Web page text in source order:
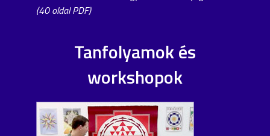
(40 oldal PDF)
Tanfolyamok és
workshopok